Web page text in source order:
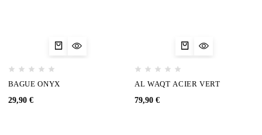
BAGUE ONYX
29,90 €
AL WAQT ACIER VERT
79,90 €